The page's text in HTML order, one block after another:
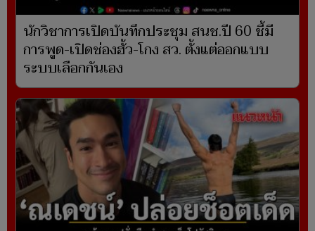
นักวิชาการเปิดบันทึกประชุม สนช.ปี 60 ชี้มี
การพูด-เปิดช่องฮั้ว-โกง สว. ตั้งแต่ออกแบบ
ระบบเลือกกันเอง